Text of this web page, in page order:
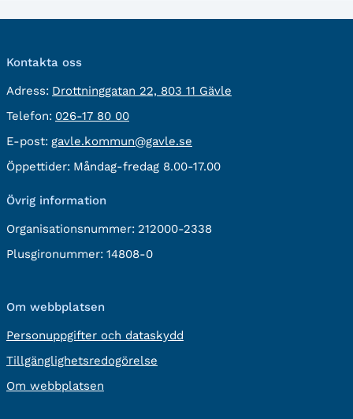
Kontakta oss
Adress: besöksadress:
Drottninggatan 22, 803 11 Gävle
Telefon: Telefon:
026-17 80 00
E-post: E-
post:
gavle.kommun@gavle.se
Öppettider: Måndag-fredag 8.00-17.00
Övrig information
Organisationsnummer: 212000-2338
Plusgironummer: 14808-0
Om webbplatsen
Personuppgifter och dataskydd
Tillgänglighetsredogörelse
Om webbplatsen